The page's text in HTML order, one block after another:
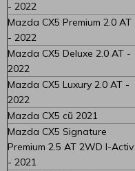
- 2022
Mazda CX5 Premium 2.0 AT
- 2022
Mazda CX5 Deluxe 2.0 AT -
2022
Mazda CX5 Luxury 2.0 AT -
2022
Mazda CX5 cũ 2021
Mazda CX5 Signature
Premium 2.5 AT 2WD I-Activ
- 2021